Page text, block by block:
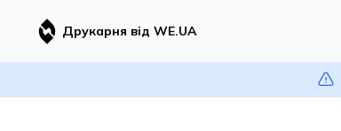
Друкарня від WE.UA